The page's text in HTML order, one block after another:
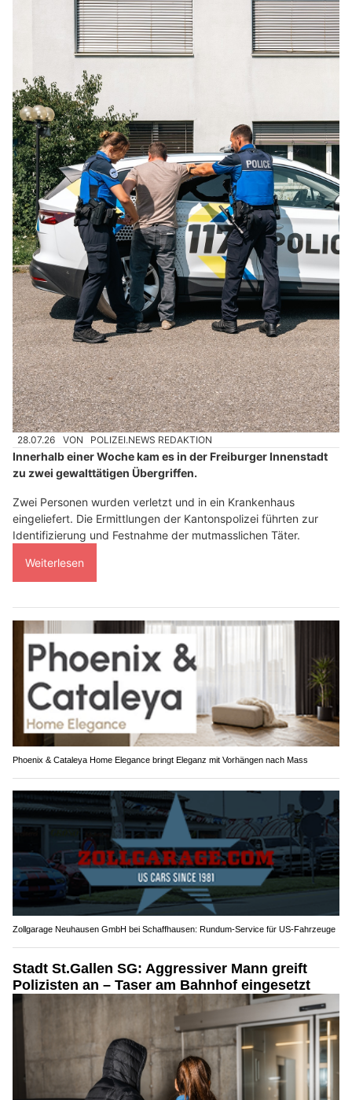
28.07.26 VON POLIZEI.NEWS REDAKTION
Innerhalb einer Woche kam es in der Freiburger Innenstadt
zu zwei gewalttätigen Übergriffen.
Zwei Personen wurden verletzt und in ein Krankenhaus
eingeliefert. Die Ermittlungen der Kantonspolizei führten zur
Identifizierung und Festnahme der mutmasslichen Täter.
Weiterlesen
Phoenix & Cataleya Home Elegance bringt Eleganz mit Vorhängen nach Mass
Zollgarage Neuhausen GmbH bei Schaffhausen: Rundum-Service für US-Fahrzeuge
Stadt St.Gallen SG: Aggressiver Mann greift
Polizisten an – Taser am Bahnhof eingesetzt